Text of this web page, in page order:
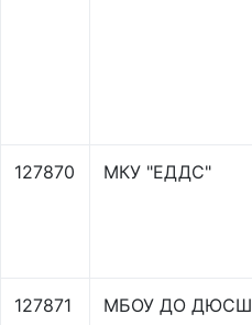
127870 МКУ "ЕДДС"
127871 МБОУ ДО ДЮСШ